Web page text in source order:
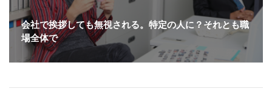
会社で挨拶しても無視される。特定の人に？それとも職
場全体で